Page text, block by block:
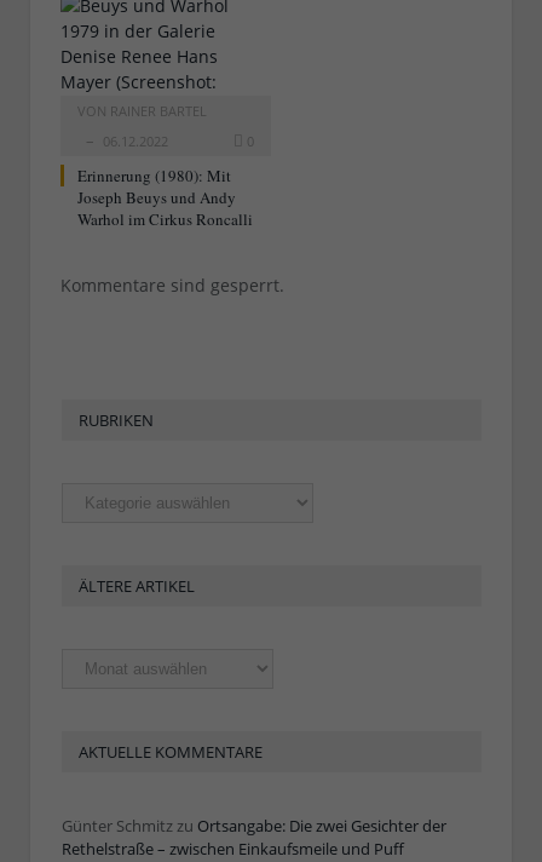
VON RAINER BARTEL
06.12.2022
0
Erinnerung (1980): Mit
Joseph Beuys und Andy
Warhol im Cirkus Roncalli
Kommentare sind gesperrt.
RUBRIKEN
Rubriken
ÄLTERE ARTIKEL
Ältere
Artikel
AKTUELLE KOMMENTARE
Günter Schmitzzu Ortsangabe: Die zwei Gesichter der
Rethelstraße – zwischen Einkaufsmeile und Puff